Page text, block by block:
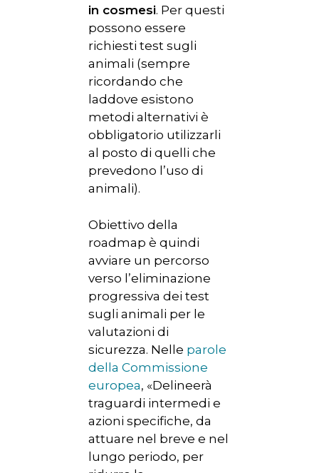
in cosmesi. Per questi
possono essere
richiesti test sugli
animali (sempre
ricordando che
laddove esistono
metodi alternativi è
obbligatorio utilizzarli
al posto di quelli che
prevedono l’uso di
animali).
Obiettivo della
roadmap è quindi
avviare un percorso
verso l’eliminazione
progressiva dei test
sugli animali per le
valutazioni di
sicurezza. Nelle parole
della Commissione
europea, «Delineerà
traguardi intermedi e
azioni specifiche, da
attuare nel breve e nel
lungo periodo, per